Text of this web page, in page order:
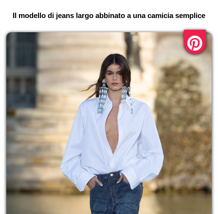
Il modello di jeans largo abbinato a una camicia semplice